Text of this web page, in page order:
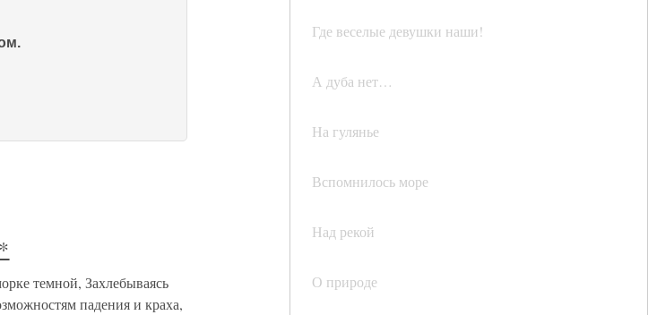
Где веселые девушки наши!
А дуба нет…
На гулянье
Вспомнилось море
Над рекой
О природе
темной, Захлебываясь
падения и краха,